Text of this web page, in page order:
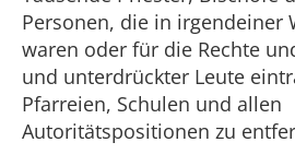
Personen, die in irgendeiner
waren oder für die Rechte
und unterdrückter Leute
Pfarreien, Schulen und allen
Autoritätspositionen zu